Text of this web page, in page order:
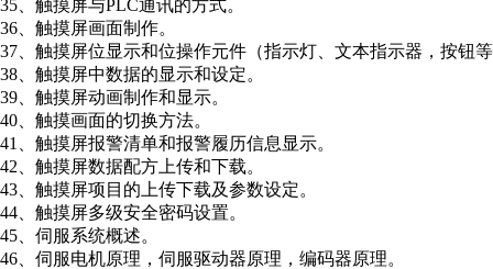
35、触摸屏与PLC通讯的方式。
36、触摸屏画面制作。
37、触摸屏位显示和位操作元件（指示灯、文本指示器，按钮
38、触摸屏中数据的显示和设定。
39、触摸屏动画制作和显示。
40、触摸画面的切换方法。
41、触摸屏报警清单和报警履历信息显示。
42、触摸屏数据配方上传和下载。
43、触摸屏项目的上传下载及参数设定。
44、触摸屏多级安全密码设置。
45、伺服系统概述。
46、伺服电机原理，伺服驱动器原理，编码器原理。